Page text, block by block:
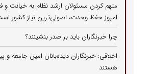
متهم کردن مسئولان ارشد نظام به خیانت
امروز حفظ وحدت، اصولی‌ترین نیاز کشور
چرا خبرنگاران باید بر صدر بنشینند؟
اخلاقی: خبرنگاران دیده‌بانان امین جامعه
هستند